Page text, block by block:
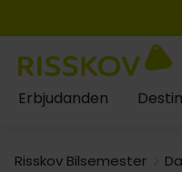
Erbjudanden
Risskov Bilsemester